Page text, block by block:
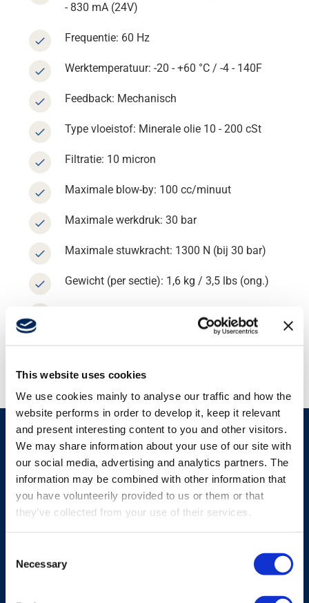
This website uses cookies
We use cookies mainly to analyse our traffic and how the
website performs in order to develop it, keep it relevant
and present interesting content to you and other visitors.
We may share information about your use of our site with
our social media, advertising and analytics partners. The
information may be combined with other information that
you have volunteerily provided to us or them or that
they’ve collected from your use of their services.
Selection
Necessary
Ondersteuning
Over
Carrière
Mediabank
- 830 mA (24V)
Frequentie: 60 Hz
Werktemperatuur: -20 - +60 °C / -4 - 140F
Feedback: Mechanisch
Type vloeistof: Minerale olie 10 - 200 cSt
Filtratie: 10 micron
Maximale blow-by: 100 cc/minuut
Maximale werkdruk: 30 bar
Maximale stuwkracht: 1300 N (bij 30 bar)
Gewicht (per sectie): 1,6 kg / 3,5 lbs (ong.)
Vergelijkbare producten
Bekijk alle producten